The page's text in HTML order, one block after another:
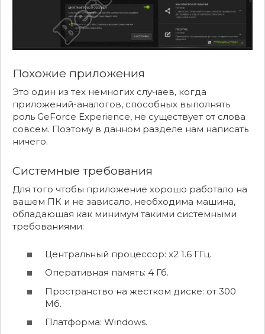
Похожие приложения
Это один из тех немногих случаев, когда
приложений-аналогов, способных выполнять
роль GeForce Experience, не существует от слова
совсем. Поэтому в данном разделе нам написать
ничего.
Системные требования
Для того чтобы приложение хорошо работало на
вашем ПК и не зависало, необходима машина,
обладающая как минимум такими системными
требованиями:
Центральный процессор: x2 1.6 ГГц.
Оперативная память: 4 Гб.
Пространство на жестком диске: от 300
Мб.
Платформа: Windows.